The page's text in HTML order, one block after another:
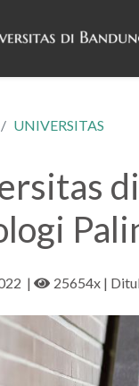
UNIVERSITAS
| 25654x |